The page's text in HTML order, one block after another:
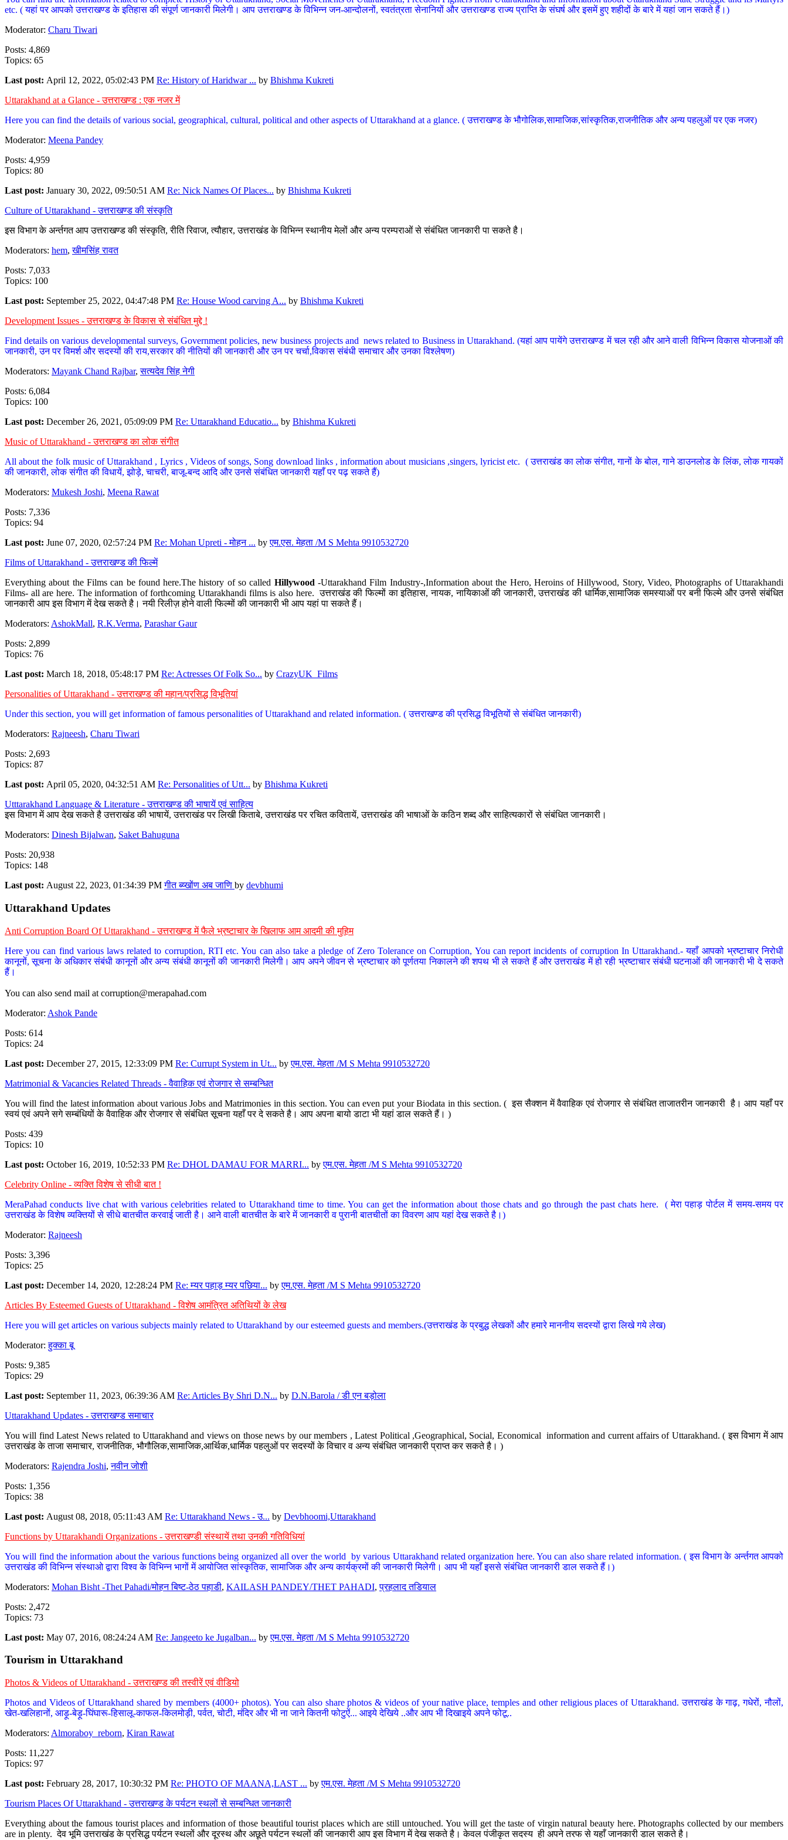
etc. ( यहां पर आपको उत्तराखण्ड के इतिहास की संपूर्ण जानकारी मिलेगी। आप उत्तराखण्ड के विभिन्न जन-आन्दोलनों, स्वतंत्रता सेनानियों और उत्तराखण्ड राज्य प्राप्ति के संघर्ष और इसमें हुए शहीदों के बारे में यहां जान सकते हैं।)
Moderator: Charu Tiwari
Posts: 4,869
Topics: 65
Last post: April 12, 2022, 05:02:43 PM Re: History of Haridwar ... by Bhishma Kukreti
Uttarakhand at a Glance - उत्तराखण्ड : एक नजर में
Here you can find the details of various social, geographical, cultural, political and other aspects of Uttarakhand at a glance. ( उत्तराखण्ड के भौगोलिक,सामाजिक,सांस्कृतिक,राजनीतिक और अन्य पहलुओं पर एक नजर)
Moderator: Meena Pandey
Posts: 4,959
Topics: 80
Last post: January 30, 2022, 09:50:51 AM Re: Nick Names Of Places... by Bhishma Kukreti
Culture of Uttarakhand - उत्तराखण्ड की संस्कृति
इस विभाग के अर्न्तगत आप उत्तराखण्ड की संस्कृति, रीति रिवाज, त्यौहार, उत्तराखंड के विभिन्न स्थानीय मेलों और अन्य परम्पराओं से संबंधित जानकारी पा सकते है।
Moderators: hem,खीमसिंह रावत
Posts: 7,033
Topics: 100
Last post: September 25, 2022, 04:47:48 PM Re: House Wood carving A... by Bhishma Kukreti
Development Issues - उत्तराखण्ड के विकास से संबंधित मुद्दे !
Find details on various developmental surveys, Government policies, new business projects and news related to Business in Uttarakhand. (यहां आप पायेंगे उत्तराखण्ड में चल रही और आने वाली विभिन्न विकास योजनाओं की
जानकारी, उन पर विमर्श और सदस्यों की राय,सरकार की नीतियों की जानकारी और उन पर चर्चा,विकास संबंधी समाचार और उनका विश्लेषण)
Moderators: Mayank Chand Rajbar,सत्यदेव सिंह नेगी
Posts: 6,084
Topics: 100
Last post: December 26, 2021, 05:09:09 PM Re: Uttarakhand Educatio... by Bhishma Kukreti
Music of Uttarakhand - उत्तराखण्ड का लोक संगीत
All about the folk music of Uttarakhand , Lyrics , Videos of songs, Song download links , information about musicians ,singers, lyricist etc. ( उत्तराखंड का लोक संगीत, गानों के बोल, गाने डाउनलोड के लिंक, लोक गायकों
की जानकारी, लोक संगीत की विधायें, झोड़े, चाचरी, बाजू-बन्द आदि और उनसे संबंधित जानकारी यहाँ पर पढ़ सकते हैं)
Moderators: Mukesh Joshi, Meena Rawat
Posts: 7,336
Topics: 94
Last post: June 07, 2020, 02:57:24 PM Re: Mohan Upreti - मोहन ... byएम.एस. मेहता /M S Mehta 9910532720
Films of Uttarakhand - उत्तराखण्ड की फिल्में
Everything about the Films can be found here.The history of so called Hillywood-Uttarakhand Film Industry-,Information about the Hero, Heroins of Hillywood, Story, Video, Photographs of Uttarakhandi
Films- all are here. The information of forthcoming Uttarakhandi films is also here. उत्तराखंड की फिल्मों का इतिहास, नायक, नायिकाओं की जानकारी, उत्तराखंड की धार्मिक,सामाजिक समस्याओं पर बनी फिल्मे और उनसे संबंधित
जानकारी आप इस विभाग में देख सकते है। नयी रिलीज़ होने वाली फिल्मों की जानकारी भी आप यहां पा सकते हैं।
Moderators: AshokMall, R.K.Verma, Parashar Gaur
Posts: 2,899
Topics: 76
Last post: March 18, 2018, 05:48:17 PM Re: Actresses Of Folk So... by CrazyUK_Films
Personalities of Uttarakhand - उत्तराखण्ड की महान/प्रसिद्ध विभूतियां
Under this section, you will get information of famous personalities of Uttarakhand and related information. ( उत्तराखण्ड की प्रसिद्ध विभूतियों से संबंधित जानकारी)
Moderators: Rajneesh, Charu Tiwari
Posts: 2,693
Topics: 87
Last post: April 05, 2020, 04:32:51 AM Re: Personalities of Utt... by Bhishma Kukreti
Utttarakhand Language & Literature - उत्तराखण्ड की भाषायें एवं साहित्य
इस विभाग में आप देख सकते है उत्तराखंड की भाषायें, उत्तराखंड पर लिखी किताबे, उत्तराखंड पर रचित कवितायें, उत्तराखंड की भाषाओं के कठिन शब्द और साहित्यकारों से संबंधित जानकारी।
Moderators: Dinesh Bijalwan, Saket Bahuguna
Posts: 20,938
Topics: 148
Last post: August 22, 2023, 01:34:39 PMगीत ब्य्खोंण अब जाणि by devbhumi
Uttarakhand Updates
Anti Corruption Board Of Uttarakhand - उत्तराखण्ड में फैले भ्रष्टाचार के खिलाफ आम आदमी की मुहिम
Here you can find various laws related to corruption, RTI etc. You can also take a pledge of Zero Tolerance on Corruption, You can report incidents of corruption In Uttarakhand.- यहाँ आपको भ्रष्टाचार निरोधी
कानूनों, सूचना के अधिकार संबंधी कानूनों और अन्य संबंधी कानूनों की जानकारी मिलेगी। आप अपने जीवन से भ्रष्टाचार को पूर्णतया निकालने की शपथ भी ले सकते हैं और उत्तराखंड में हो रही भ्रष्टाचार संबंधी घटनाओं की जानकारी भी दे सकते
हैं।
You can also send mail at corruption@merapahad.com
Moderator: Ashok Pande
Posts: 614
Topics: 24
Last post: December 27, 2015, 12:33:09 PM Re: Currupt System in Ut... byएम.एस. मेहता /M S Mehta 9910532720
Matrimonial & Vacancies Related Threads - वैवाहिक एवं रोजगार से सम्बन्धित
You will find the latest information about various Jobs and Matrimonies in this section. You can even put your Biodata in this section. ( इस सैक्शन में वैवाहिक एवं रोजगार से संबंधित ताजातरीन जानकारी है। आप यहाँ पर
स्वयं एवं अपने सगे सम्बंधियों के वैवाहिक और रोजगार से संबंधित सूचना यहाँ पर दे सकते है। आप अपना बायो डाटा भी यहां डाल सकते हैं। )
Posts: 439
Topics: 10
Last post: October 16, 2019, 10:52:33 PM Re: DHOL DAMAU FOR MARRI... byएम.एस. मेहता /M S Mehta 9910532720
Celebrity Online - व्यक्ति विशेष से सीधी बात !
MeraPahad conducts live chat with various celebrities related to Uttarakhand time to time. You can get the information about those chats and go through the past chats here. ( मेरा पहाड़ पोर्टल में समय-समय पर
उत्तराखंड के विशेष व्यक्तियों से सीधे बातचीत करवाई जाती है। आने वाली बातचीत के बारे में जानकारी व पुरानी बातचीतों का विवरण आप यहां देख सकते है।)
Moderator: Rajneesh
Posts: 3,396
Topics: 25
Last post: December 14, 2020, 12:28:24 PM Re: म्यर पहाड़ म्यर पछिया... byएम.एस. मेहता /M S Mehta 9910532720
Articles By Esteemed Guests of Uttarakhand - विशेष आमंत्रित अतिथियों के लेख
Here you will get articles on various subjects mainly related to Uttarakhand by our esteemed guests and members.(उत्तराखंड के प्रबुद्ध लेखकों और हमारे माननीय सदस्यों द्वारा लिखे गये लेख)
Moderator:हुक्का बू
Posts: 9,385
Topics: 29
Last post: September 11, 2023, 06:39:36 AM Re: Articles By Shri D.N... by D.N.Barola / डी एन बड़ोला
Uttarakhand Updates - उत्तराखण्ड समाचार
You will find Latest News related to Uttarakhand and views on those news by our members , Latest Political ,Geographical, Social, Economical information and current affairs of Uttarakhand. ( इस विभाग में आप
उत्तराखंड के ताजा समाचार, राजनीतिक, भौगौलिक,सामाजिक,आर्थिक,धार्मिक पहलुओं पर सदस्यों के विचार व अन्य संबंधित जानकारी प्राप्त कर सकते है। )
Moderators: Rajendra Joshi,नवीन जोशी
Posts: 1,356
Topics: 38
Last post: August 08, 2018, 05:11:43 AM Re: Uttarakhand News - उ... by Devbhoomi,Uttarakhand
Functions by Uttarakhandi Organizations - उत्तराखण्डी संस्थायें तथा उनकी गतिविधियां
You will find the information about the various functions being organized all over the world by various Uttarakhand related organization here. You can also share related information. ( इस विभाग के अर्न्तगत आपको
उत्तराखंड की विभिन्न संस्थाओ द्वारा विश्व के विभिन्न भागों में आयोजित सांस्कृतिक, सामाजिक और अन्य कार्यक्रमों की जानकारी मिलेगी। आप भी यहाँ इससे संबंधित जानकारी डाल सकते हैं।)
Moderators: Mohan Bisht -Thet Pahadi/मोहन बिष्ट-ठेठ पहाडी, KAILASH PANDEY/THET PAHADI,प्रहलाद तडियाल
Posts: 2,472
Topics: 73
Last post: May 07, 2016, 08:24:24 AM Re: Jangeeto ke Jugalban... byएम.एस. मेहता /M S Mehta 9910532720
Tourism in Uttarakhand
Photos & Videos of Uttarakhand - उत्तराखण्ड की तस्वीरें एवं वीडियो
Photos and Videos of Uttarakhand shared by members (4000+ photos). You can also share photos & videos of your native place, temples and other religious places of Uttarakhand. उत्तराखंड के गाढ़, गधेरों, नौलों,
खेत-खलिहानों, आड़ू-बेड़ू-घिंघारू-हिसालू-काफल-किलमोड़ी, पर्वत, चोटी, मंदिर और भी ना जाने कितनी फोटुऐं... आइये देखिये ..और आप भी दिखाइये अपने फोटू..
Moderators: Almoraboy_reborn, Kiran Rawat
Posts: 11,227
Topics: 97
Last post: February 28, 2017, 10:30:32 PM Re: PHOTO OF MAANA,LAST ... byएम.एस. मेहता /M S Mehta 9910532720
Tourism Places Of Uttarakhand - उत्तराखण्ड के पर्यटन स्थलों से सम्बन्धित जानकारी
Everything about the famous tourist places and information of those beautiful tourist places which are still untouched. You will get the taste of virgin natural beauty here. Photographs collected by our members
are in plenty. देव भूमि उत्तराखंड के प्रसिद्ध पर्यटन स्थलों और दूरस्थ और अछूते पर्यटन स्थलों की जानकारी आप इस विभाग में देख सकते है। केवल पंजीकृत सदस्य ही अपने तरफ से यहाँ जानकारी डाल सकते है।